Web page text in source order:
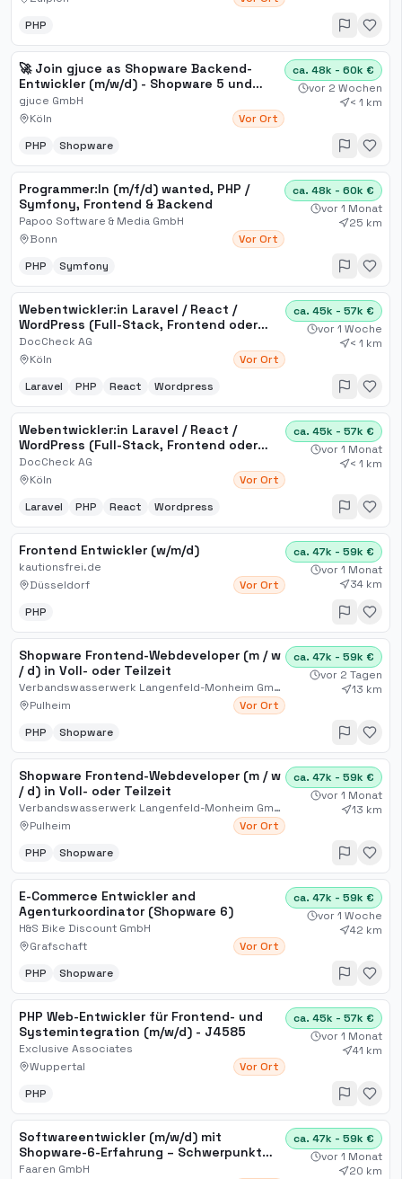
PHP
🚀 Join gjuce as Shopware Backend-
Entwickler (m/w/d) - Shopware 5 und
Shopware 6 – Standort Ehrenfeld
gjuce GmbH
Köln
Vor Ort
ca. 48k - 60k €
vor 2 Wochen
< 1 km
PHP Shopware
Programmer:In (m/f/d) wanted, PHP /
Symfony, Frontend & Backend
Papoo Software & Media GmbH
Bonn
Vor Ort
ca. 48k - 60k €
vor 1 Monat
25 km
PHP Symfony
Webentwickler:in Laravel / React /
WordPress (Full-Stack, Frontend oder
Backend) (m/w/d)
DocCheck AG
Köln
Vor Ort
ca. 45k - 57k €
vor 1 Woche
< 1 km
Laravel PHP React Wordpress
Webentwickler:in Laravel / React /
WordPress (Full-Stack, Frontend oder
Backend) (m/w/d)
DocCheck AG
Köln
Vor Ort
ca. 45k - 57k €
vor 1 Monat
< 1 km
Laravel PHP React Wordpress
Frontend Entwickler (w/m/d)
kautionsfrei.de
Düsseldorf
Vor Ort
ca. 47k - 59k €
vor 1 Monat
34 km
PHP
Shopware Frontend-Webdeveloper (m / w
/ d) in Voll- oder Teilzeit
Verbandswasserwerk Langenfeld-Monheim GmbH & Co
Pulheim
Vor Ort
ca. 47k - 59k €
vor 2 Tagen
13 km
PHP Shopware
Shopware Frontend-Webdeveloper (m / w
/ d) in Voll- oder Teilzeit
Verbandswasserwerk Langenfeld-Monheim GmbH & Co
Pulheim
Vor Ort
ca. 47k - 59k €
vor 1 Monat
13 km
PHP Shopware
E-Commerce Entwickler and
Agenturkoordinator (Shopware 6)
H&S Bike Discount GmbH
Grafschaft
Vor Ort
ca. 47k - 59k €
vor 1 Woche
42 km
PHP Shopware
PHP Web-Entwickler für Frontend- und
Systemintegration (m/w/d) - J4585
Exclusive Associates
Wuppertal
Vor Ort
ca. 45k - 57k €
vor 1 Monat
41 km
PHP
Softwareentwickler (m/w/d) mit
Shopware-6-Erfahrung – Schwerpunkt
Frontend-Entwicklung
Faaren GmbH
ca. 47k - 59k €
vor 1 Monat
20 km